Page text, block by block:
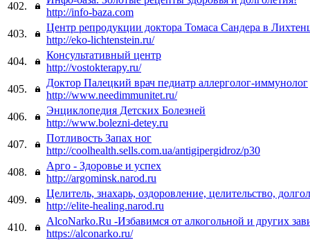
402.
http://info-baza.com
403.
Центр репродукции доктора Томаса Сандера в
http://eko-lichtenstein.ru/
404.
Консультативный центр
http://vostokterapy.ru/
405.
Доктор Палецкий врач педиатр аллерголог-иммунолог
http://www.needimmunitet.ru/
406.
Энциклопедия Детских Болезней
http://www.bolezni-detey.ru
407.
Потливость Запах ног
http://coolhealth.sells.com.ua/antigipergidroz/p30
408.
Арго - Здоровье и успех
http://argominsk.narod.ru
409.
Целитель, знахарь, оздоровление, целительство,
http://elite-healing.narod.ru
410.
AlcoNarko.Ru -Избавимся от алкогольной и других
https://alconarko.ru/